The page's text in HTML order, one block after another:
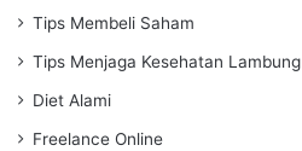
Tips Membeli Saham
Tips Menjaga Kesehatan Lambung
Diet Alami
Freelance Online